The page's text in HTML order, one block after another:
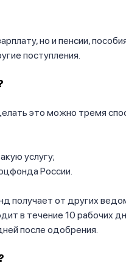
но и пенсии,
поступления.
это можно тремя
услугу;
России.
получает от других
в течение 10 рабочих
после одобрения.